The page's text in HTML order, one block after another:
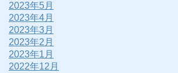
2023年5月
2023年4月
2023年3月
2023年2月
2023年1月
2022年12月